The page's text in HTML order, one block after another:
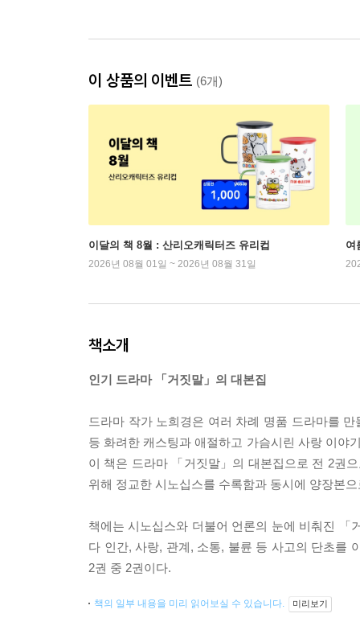
이 상품의 이벤트 (6개)
이달의 책 8월 : 산리오캐릭터즈 유리컵
2026년 08월 01일 ~ 2026년 08월 31일
여
책소개
인기 드라마 「거짓말」의 대본집
드라마 작가 노희경은 여러 차례 명품 드라마를
등 화려한 캐스팅과 애절하고 가슴시린 사랑 이야
이 책은 드라마 「거짓말」의 대본집으로 전 2권
위해 정교한 시노십스를 수록함과 동시에 양장본
책에는 시노십스와 더불어 언론의 눈에 비춰진
다 인간, 사랑, 관계, 소통, 불륜 등 사고의 단초를
2권 중 2권이다.
책의 일부 내용을 미리 읽어보실 수 있습니다. 미리보기